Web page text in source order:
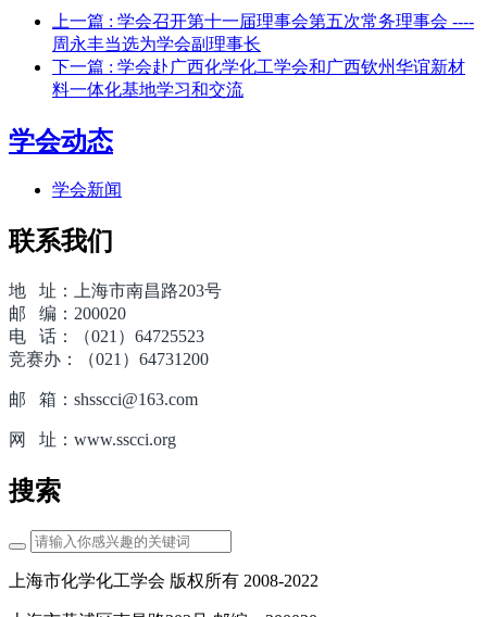
上一篇 : 学会召开第十一届理事会第五次常务理事会 ----
周永丰当选为学会副理事长
下一篇 : 学会赴广西化学化工学会和广西钦州华谊新材
料一体化基地学习和交流
学会动态
学会新闻
联系我们
地 址：上海市南昌路203号
邮 编：200020
电 话：（021）64725523
竞赛办：（021）64731200
邮 箱：shsscci@163.com
网 址：www.sscci.org
搜索
上海市化学化工学会 版权所有 2008-2022